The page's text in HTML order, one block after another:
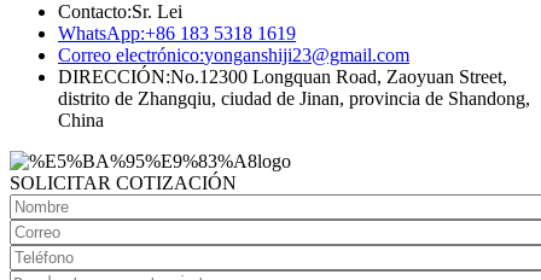
Contacto:Sr. Lei
WhatsApp:+86 183 5318 1619
Correo electrónico:yonganshiji23@gmail.com
DIRECCIÓN:No.12300 Longquan Road, Zaoyuan Street,
distrito de Zhangqiu, ciudad de Jinan, provincia de Shandong,
China
SOLICITAR COTIZACIÓN